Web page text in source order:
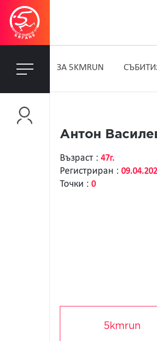
ЗA 5KMRUN
Антон
Възраст : 47г.
Регистриран :
Точки : 0
5kmrun